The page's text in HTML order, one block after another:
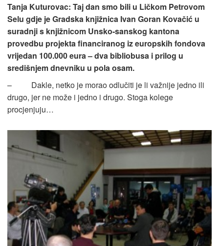
Tanja Kuturovac: Taj dan smo bili u Ličkom Petrovom
Selu gdje je Gradska knjižnica Ivan Goran Kovačić u
suradnji s knjižnicom Unsko-sanskog kantona
provedbu projekta financiranog iz europskih fondova
vrijedan 100.000 eura – dva bibliobusa i prilog u
središnjem dnevniku u pola osam.
– Dakle, netko je morao odlučiti je li važnije jedno ili
drugo, jer ne može i jedno i drugo. Stoga kolege
procjenjuju…